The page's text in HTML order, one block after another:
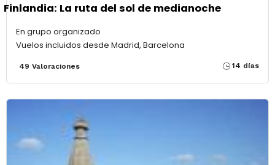
Finlandia: La ruta del sol de medianoche
En grupo organizado
Vuelos incluidos desde Madrid, Barcelona
49 Valoraciones 14 días